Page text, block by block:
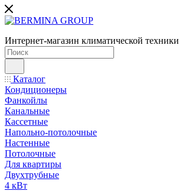
Интернет-магазин климатической техники
Каталог
Кондиционеры
Фанкойлы
Канальные
Кассетные
Напольно-потолочные
Настенные
Потолочные
Для квартиры
Двухтрубные
4 кВт